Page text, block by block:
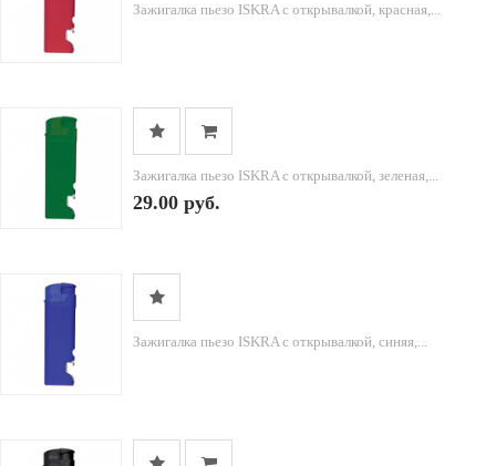
Зажигалка пьезо ISKRA с открывалкой, красная,...
Зажигалка пьезо ISKRA с открывалкой, зеленая,...
29.00 руб.
Зажигалка пьезо ISKRA с открывалкой, синяя,...